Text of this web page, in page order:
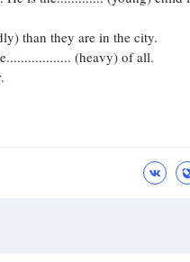
than they are in the city.
(heavy) of all.